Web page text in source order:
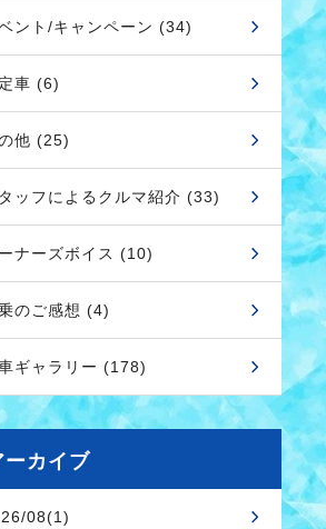
ント/キャンペーン (34)
車 (6)
他 (25)
ッフによるクルマ紹介 (33)
ナーズボイス (10)
のご感想 (4)
ギャラリー (178)
ーカイブ
08(1)